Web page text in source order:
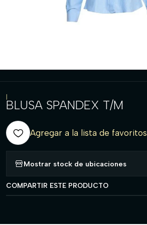
|
BLUSA SPANDEX T/M
Agregar a la lista de favoritos
Mostrar stock de ubicaciones
COMPARTIR ESTE PRODUCTO